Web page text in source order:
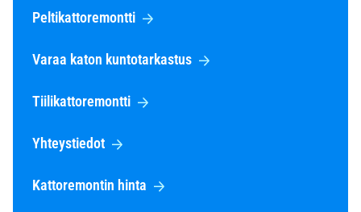
Peltikattoremontti
Varaa katon kuntotarkastus
Tiilikattoremontti
Yhteystiedot
Kattoremontin hinta